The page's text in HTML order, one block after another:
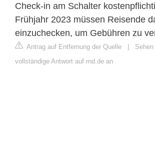
Check-in am Schalter
Frühjahr 2023 müssen Reisende
einzuchecken, um Gebühren zu
Antrag auf Entfernung der Quelle |
vollständige Antwort auf rnd.de an